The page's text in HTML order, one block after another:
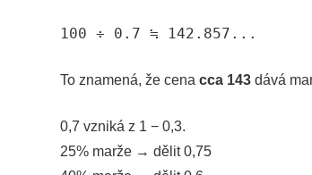
100 ÷ 0.7 ≒ 142.857...
To znamená, že cenacca 143 dává
0,7 vzniká z 1 − 0,3.
25% marže → dělit 0,75